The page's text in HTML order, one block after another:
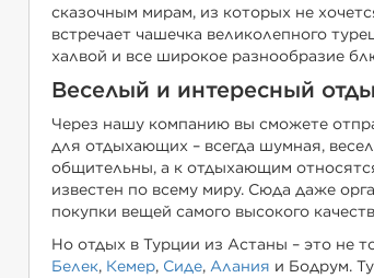
сказочным мирам, из которых не
встречает чашечка великолепного
халвой и все широкое разнообразие
Веселый и интересный
Через нашу компанию вы сможете
для отдыхающих – всегда шумная,
общительны, а к отдыхающим
известен по всему миру. Сюда даже
покупки вещей самого высокого
Но отдых в Турции из Астаны – это не
Белек, Кемер, Сиде, Алания и Бодрум.